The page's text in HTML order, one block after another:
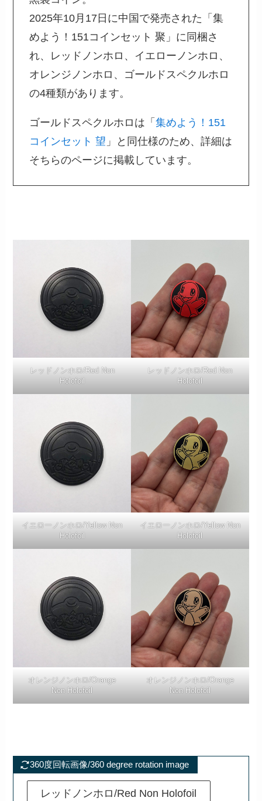
2025年10月17日に中国で発売された「集
めよう！151コインセット 聚」に同梱さ
れ、レッドノンホロ、イエローノンホロ、
オレンジノンホロ、ゴールドスペクルホロ
の4種類があります。
ゴールドスペクルホロは「集めよう！151
コインセット 望 」と同仕様のため、詳細は
そちらのページに掲載しています。
レッドノンホロ/Red Non
Holofoil
レッドノンホロ/Red Non
Holofoil
イエローノンホロ/Yellow Non
Holofoil
イエローノンホロ/Yellow Non
Holofoil
オレンジノンホロ/Orange
Non Holofoil
オレンジノンホロ/Orange
Non Holofoil
360度回転画像/360 degree rotation image
レッドノンホロ/Red Non Holofoil